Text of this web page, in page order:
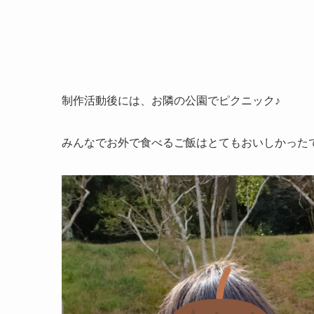
制作活動後には、お隣の公園でピクニック♪
みんなでお外で食べるご飯はとてもおいしかっ